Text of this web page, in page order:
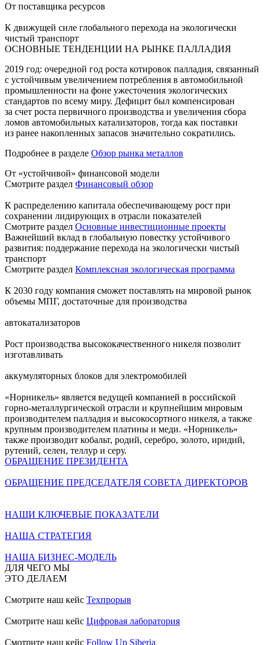
От поставщика ресурсов
К движущей силе глобального перехода на экологически
чистый транспорт
ОСНОВНЫЕ ТЕНДЕНЦИИ НА РЫНКЕ ПАЛЛАДИЯ
2019 год: очередной год роста котировок палладия, связанный
с устойчивым увеличением потребления в автомобильной
промышленности на фоне ужесточения экологических
стандартов по всему миру. Дефицит был компенсирован
за счет роста первичного производства и увеличения сбора
ломов автомобильных катализаторов, тогда как поставки
из ранее накопленных запасов значительно сократились.
Подробнее в разделе Обзор рынка металлов
От «устойчивой» финансовой модели
Смотрите раздел Финансовый обзор
К распределению капитала обеспечивающему рост при
сохранении лидирующих в отрасли показателей
Смотрите раздел Основные инвестиционные проекты
Важнейший вклад в глобальную повестку устойчивого
развития: поддержание перехода на экологически чистый
транспорт
Смотрите раздел Комплексная экологическая программа
К 2030 году компания сможет поставлять на мировой рынок
объемы МПГ, достаточные для производства
автокатализаторов
Рост производства высококачественного никеля позволит
изготавливать
аккумуляторных блоков для электромобилей
«Норникель» является ведущей компанией в российской
горно-металлургической отрасли и крупнейшим мировым
производителем палладия и высокосортного никеля, а также
крупным производителем платины и меди. «Норникель»
также производит кобальт, родий, серебро, золото, иридий,
рутений, селен, теллур и серу.
ОБРАЩЕНИЕ ПРЕЗИДЕНТА
ОБРАЩЕНИЕ ПРЕДСЕДАТЕЛЯ СОВЕТА ДИРЕКТОРОВ
НАШИ КЛЮЧЕВЫЕ ПОКАЗАТЕЛИ
НАША СТРАТЕГИЯ
НАША БИЗНЕС-МОДЕЛЬ
ДЛЯ ЧЕГО МЫ
ЭТО ДЕЛАЕМ
Смотрите наш кейс Техпрорыв
Смотрите наш кейс Цифровая лаборатория
Смотрите наш кейс Follow Up Siberia